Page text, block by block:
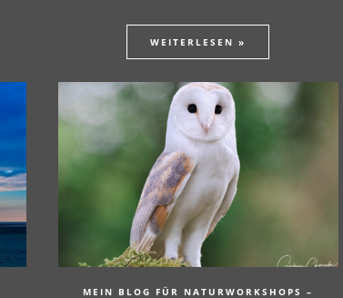
WEITERLESEN »
MEIN BLOG FÜR NATURWORKSHOPS –